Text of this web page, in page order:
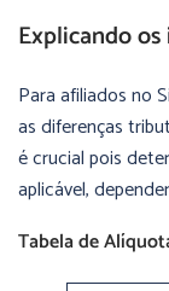
Explicando
Para afiliados no
as diferenças
é crucial pois
aplicável,
Tabela de